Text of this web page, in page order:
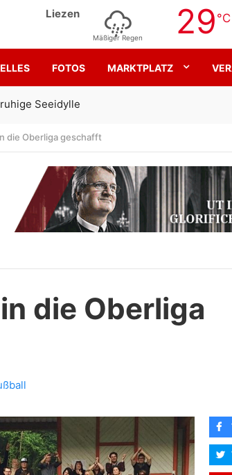
Liezen
Mäßiger Regen 29 °C
FOTOS MARKTPLATZ
Sturm
die Oberliga geschafft
die Oberliga